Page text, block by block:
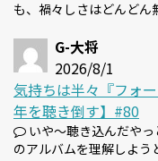
も、禍々しさはどんどん
G-大将
2026/8/1
気持ちは半々『フォ
年を聴き倒す】#80
いや～聴き込んだや
のアルバムを理解しよう